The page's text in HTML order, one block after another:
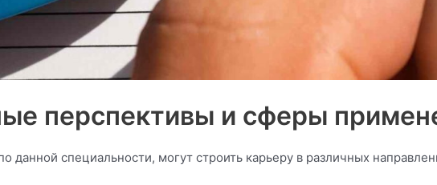
перспективы и сферы
данной специальности, могут строить карьеру в различных